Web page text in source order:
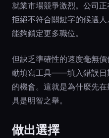
就業市場競爭激烈。公司
拒絕不符合關鍵字的候選
能夠鎖定更多職位。
但缺乏準確性的速度毫無
動填寫工具——填入錯誤
的機會。這就是為什麼先
具是明智之舉。
做出選擇